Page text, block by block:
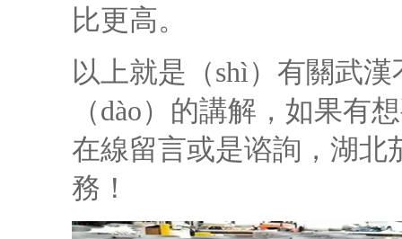
比更高。
以上就是（shì）有關武
（dào）的講解，如果有
在線留言或是谘詢，湖北
務！